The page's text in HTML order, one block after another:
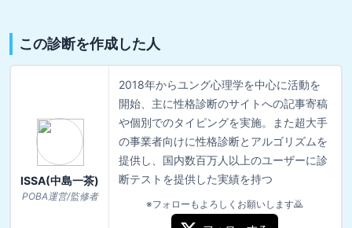
この診断を作成した人
ISSA(中島一茶)
POBA運営/監修者
2018年からユング心理学を中心に活動を
開始、主に性格診断のサイトへの記事寄稿
や個別でのタイピングを実施。また超大手
の事業者向けに性格診断とアルゴリズムを
提供し、国内数百万人以上のユーザーに診
断テストを提供した実績を持つ
※フォローもよろしくお願いします🙇